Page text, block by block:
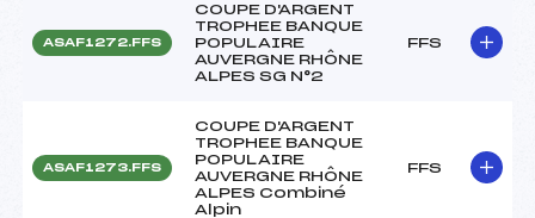
ASAF1272.FFS
COUPE D'ARGENT
TROPHEE BANQUE
POPULAIRE
AUVERGNE RHÔNE
ALPES SG N°2
FFS
ASAF1273.FFS
COUPE D'ARGENT
TROPHEE BANQUE
POPULAIRE
AUVERGNE RHÔNE
ALPES Combiné
Alpin
FFS